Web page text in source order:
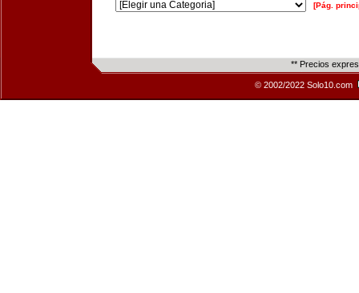
[Pág.
** Precios
© 2002/2022 Solo10.com